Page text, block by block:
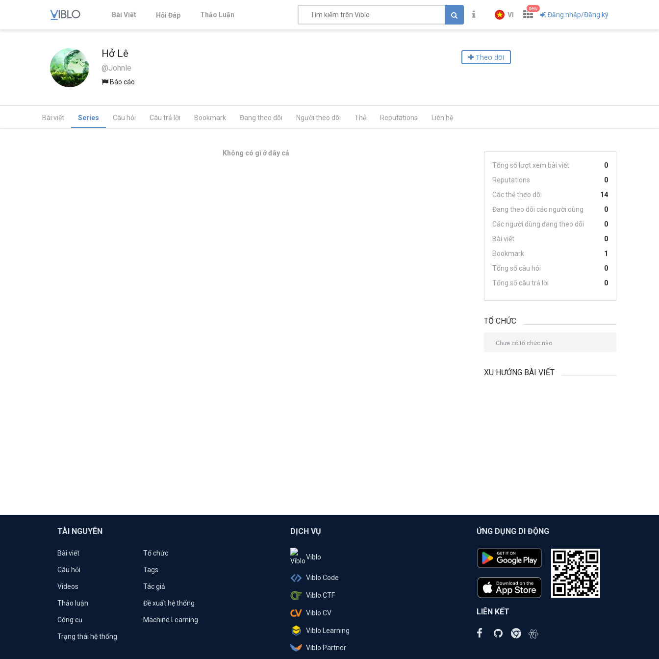
Bài Viết Hỏi Đáp Thảo Luận VI
new
Đăng nhập/Đăng ký
Hở Lê
@Johnle
Báo cáo
Theo dõi
Bài viết Series Câu hỏi Câu trả lời Bookmark Đang theo dõi Người theo dõi Thẻ Reputations Liên hệ
Không có gì ở đây cả
Tổng số lượt xem bài viết
0
Reputations
0
Các thẻ theo dõi
14
Đang theo dõi các người dùng
0
Các người dùng đang theo dõi
0
Bài viết
0
Bookmark
1
Tổng số câu hỏi
0
Tổng số câu trả lời
0
TỔ CHỨC
Chưa có tổ chức nào.
XU HƯỚNG BÀI VIẾT
TÀI NGUYÊN
Bài viết Tổ chức
Câu hỏi Tags
Videos Tác giả
Thảo luận Đề xuất hệ thống
Công cụ Machine Learning
Trạng thái hệ thống
DỊCH VỤ
Viblo
Viblo Code
Viblo CTF
Viblo CV
Viblo Learning
Viblo Partner
ỨNG DỤNG DI ĐỘNG
LIÊN KẾT